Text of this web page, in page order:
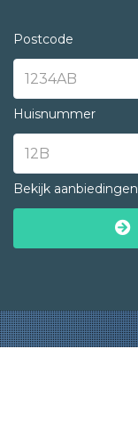
Postcode
Huisnummer
Bekijk aanbiedingen